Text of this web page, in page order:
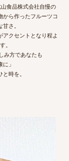
食品株式会社​自慢の
から作ったフルーツコ
さ。
アクセントとなり程よ
。
み方であなたも
に」
時を。​